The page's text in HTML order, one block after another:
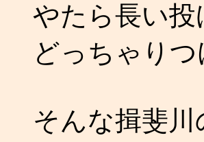
やたら長い
どっちゃり
そんな揖斐